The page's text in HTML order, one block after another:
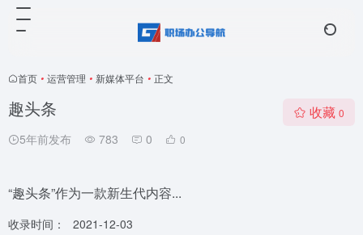
首页 • 运营管理 • 新媒体平台 • 正文
趣头条
5年前发布 783 0 0
收藏 0
“趣头条”作为一款新生代内容...
收录时间：
2021-12-03